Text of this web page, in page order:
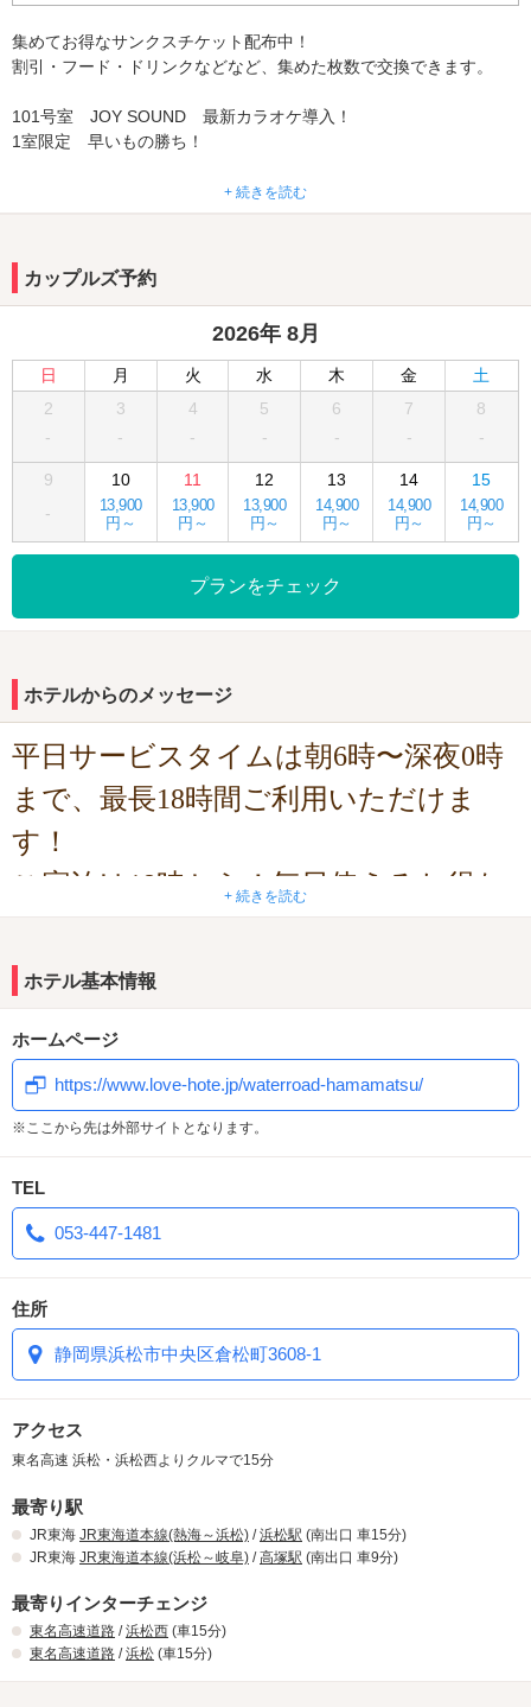
集めてお得なサンクスチケット配布中！
割引・フード・ドリンクなどなど、集めた枚数で交換できます。
101号室 JOY SOUND 最新カラオケ導入！
1室限定 早いもの勝ち！
メンバーポイントが割引やお食事に使えるようになりました！
せんべろセット始めました♪
サワー10種を取り揃えております！
NET予約始めました♪
平日一日5組限定ご宿泊15時チェックイン￥5,500！！
自社HPよりご予約お願い致します♪
料金がさらにお得になってリニューアルオープンしました。豊富な
サービス商品も取り揃えております。
お得なクーポンもご利用頂けますので、この機会にウォーターロー
ドをご利用くださいませ。
+ 続きを読む
カップルズ予約
2026年 8月
日 月 火 水 木 金
土
2
-
3
-
4
-
5
-
6
-
7
-
8
-
9
-
10
13,900
円～
11
13,900
円～
12
13,900
円～
13
14,900
円～
14
14,900
円～
15
14,900
円～
プランをチェック
ホテルからのメッセージ
平日サービスタイムは朝6時〜深夜0時
まで、最長18時間ご利用いただけま
す！
ご宿泊は18時から！毎日使えるお得な
クーポン配信中！
101号室 JOY SOUND 最新カラオケ
導入！
1室限定 早いもの勝ち！
+ 続きを読む
ホテル基本情報
ホームページ
https://www.love-hote.jp/waterroad-hamamatsu/
※ここから先は外部サイトとなります。
TEL
053-447-1481
住所
静岡県浜松市中央区倉松町3608-1
アクセス
東名高速 浜松・浜松西よりクルマで15分
最寄り駅
JR東海 JR東海道本線(熱海～浜松) /浜松駅 (南出口 車15分)
JR東海 JR東海道本線(浜松～岐阜) /高塚駅 (南出口 車9分)
最寄りインターチェンジ
東名高速道路 /浜松西 (車15分)
東名高速道路 /浜松 (車15分)